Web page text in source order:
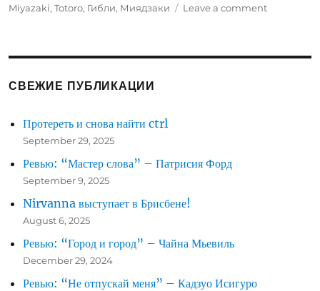
on
Miyazaki,Totoro, Гибли, Миядзаки Leave a commenton
СВЕЖИЕ ПУБЛИКАЦИИ
Протереть и снова найти ctrl
September 29, 2025
Ревью: “Мастер слова” – Патрисия Форд
September 9, 2025
Nirvanna выступает в Брисбене!
August 6, 2025
Ревью: “Город и город” – Чайна Мьевиль
December 29, 2024
Ревью: “Не отпускай меня” – Кадзуо Исигуро